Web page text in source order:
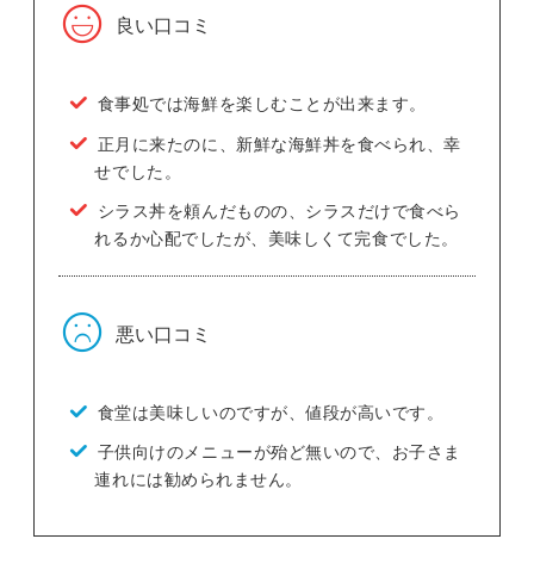
良い口コミ
食事処では海鮮を楽しむことが出来ます。
正月に来たのに、新鮮な海鮮丼を食べられ、幸
せでした。
シラス丼を頼んだものの、シラスだけで食べら
れるか心配でしたが、美味しくて完食でした。
悪い口コミ
食堂は美味しいのですが、値段が高いです。
子供向けのメニューが殆ど無いので、お子さま
連れには勧められません。